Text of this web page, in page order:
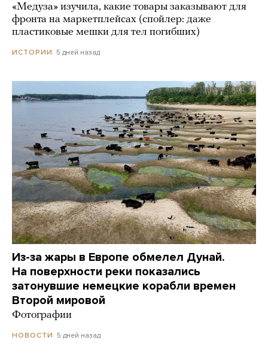
«Медуза» изучила, какие товары заказывают для
фронта на маркетплейсах (спойлер: даже
пластиковые мешки для тел погибших)
ИСТОРИИ 5 дней назад
Из-за жары в Европе обмелел Дунай.
На поверхности реки показались
затонувшие немецкие корабли времен
Второй мировой
Фотографии
НОВОСТИ 5 дней назад